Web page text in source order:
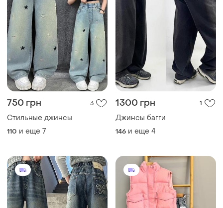
750 грн 3
Стильные джинсы
110 и еще 7
1300 грн 1
Джинсы багги
146 и еще 4